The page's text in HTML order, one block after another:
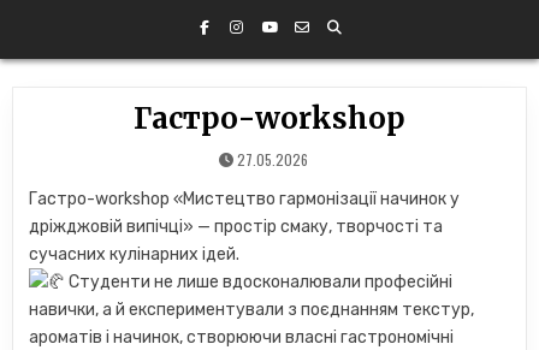
Гастро-workshop
27.05.2026
Гастро-workshop «Мистецтво гармонізації начинок у
дріжджовій випічці» — простір смаку, творчості та
сучасних кулінарних ідей.
Студенти не лише вдосконалювали професійні
навички, а й експериментували з поєднанням текстур,
ароматів і начинок, створюючи власні гастрономічні